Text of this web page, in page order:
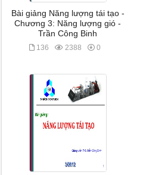
Bài giảng Năng lượng tái tạo -
Chương 3: Năng lượng gió -
Trần Công Binh
136 2388 0